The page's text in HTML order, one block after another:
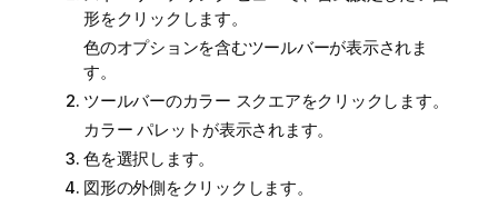
形をクリックします。
色のオプションを含むツールバーが表示されま
す。
ツールバーのカラー スクエアをクリックします。
カラー パレットが表示されます。
色を選択します。
図形の外側をクリックします。